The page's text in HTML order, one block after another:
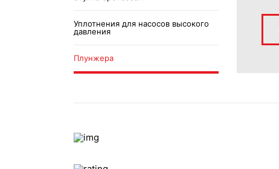
Уплотнения для насосов высокого
давления
Плунжера